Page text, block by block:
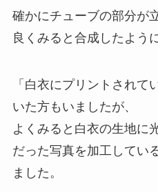
確かにチューブの部分が
良くみると合成したよう
「白衣にプリントされて
いた方もいましたが、
よくみると白衣の生地に
だった写真を加工してい
ました。